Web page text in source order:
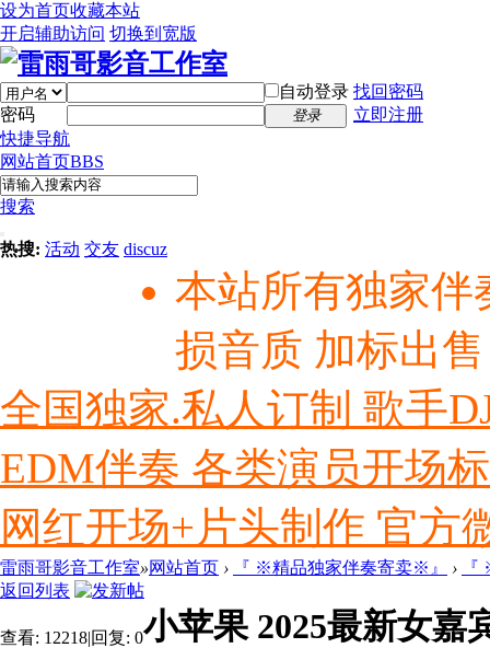
设为首页收藏本站
开启辅助访问 切换到宽版
自动登录 找回密码
密码
登录
立即注册
快捷导航
网站首页BBS
搜索
热搜: 活动 交友 discuz
本站所有独家伴
损音质 加标出
全国独家.私人订制 歌手
EDM伴奏 各类演员开场
网红开场+片头制作 官方
雷雨哥影音工作室»网站首页 › 『 ※精品独家伴奏寄卖※』 ›
返回列表
查看: 12218|回复: 0小苹果 2025最新女嘉